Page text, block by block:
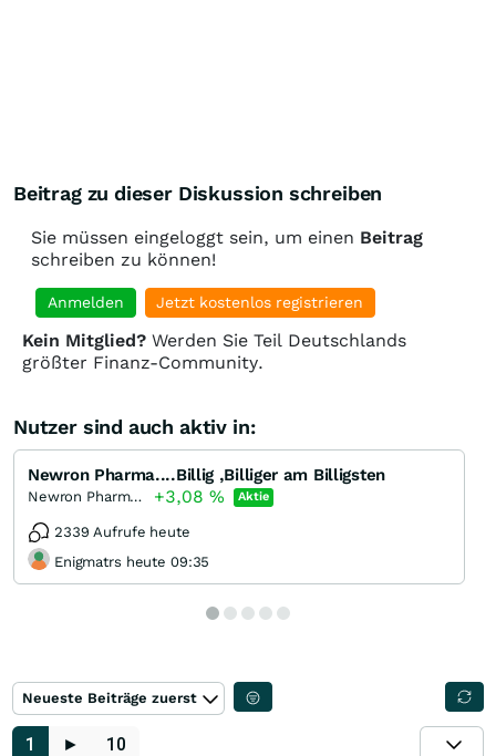
Beitrag zu dieser Diskussion schreiben
Sie müssen eingeloggt sein, um einen Beitrag
schreiben zu können!
Anmelden Jetzt kostenlos registrieren
Kein Mitglied? Werden Sie Teil Deutschlands
größter Finanz-Community.
Nutzer sind auch aktiv in:
Newron Pharma....Billig ,Billiger am Billigsten
Newron Pharmaceuticals +3,08 % Aktie
2339 Aufrufe heute
Enigmatrs heute 09:35
Neueste Beiträge zuerst
1 ► 10